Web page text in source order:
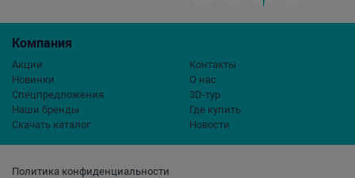
Политика конфиденциальности
Компания
Акции
Новинки
Спецпредложения
Наши бренды
Скачать каталог
Контакты
О нас
3D-тур
Где купить
Новости